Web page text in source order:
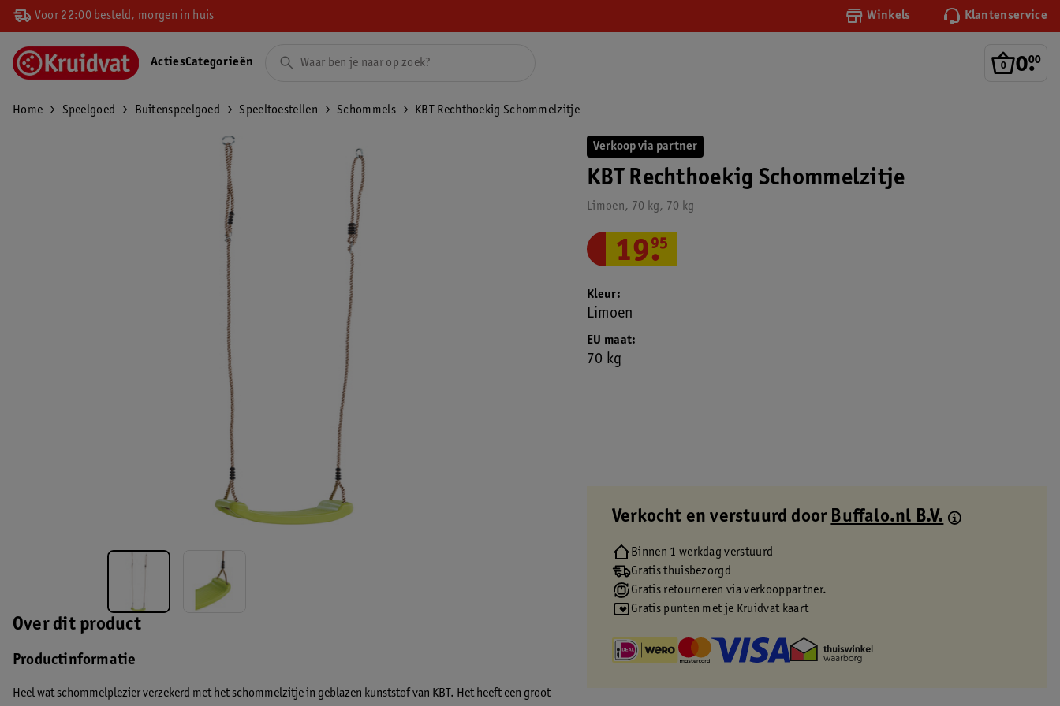
Voor 22:00 besteld, morgen in huis Winkels Klantenservice
0.
00
ActiesCategorieën
Home Speelgoed Buitenspeelgoed Speeltoestellen Schommels KBT Rechthoekig Schommelzitje
Over dit product
Productinformatie
Heel wat schommelplezier verzekerd met het schommelzitje in geblazen kunststof van KBT. Het heeft een groot
Verkoop via partner
KBT Rechthoekig Schommelzitje
Limoen, 70 kg, 70 kg
19.
95
EU maat
70 kg
Kleur
Limoen
Verkocht en verstuurd door Buffalo.nl B.V.
Binnen 1 werkdag verstuurd
Gratis thuisbezorgd
Gratis retourneren via verkooppartner.
Gratis punten met je Kruidvat kaart